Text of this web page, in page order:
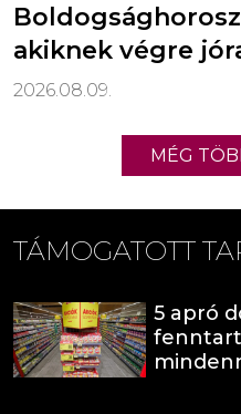
akiknek végre
2026.08.09.
MÉG
TÁMOGATOTT
5 apró